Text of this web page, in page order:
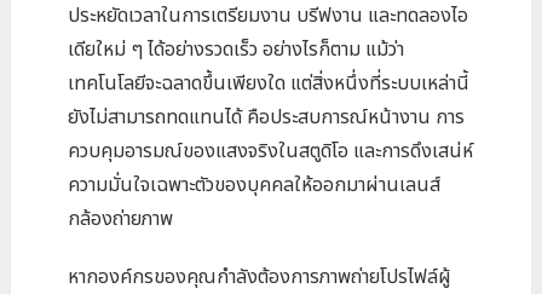
ประหยัดเวลาในการเตรียมงาน บรีฟงาน และทดลองไอ
เดียใหม่ ๆ ได้อย่างรวดเร็ว อย่างไรก็ตาม แม้ว่า
เทคโนโลยีจะฉลาดขึ้นเพียงใด แต่สิ่งหนึ่งที่ระบบเหล่านี้
ยังไม่สามารถทดแทนได้ คือประสบการณ์หน้างาน การ
ควบคุมอารมณ์ของแสงจริงในสตูดิโอ และการดึงเสน่ห์
ความมั่นใจเฉพาะตัวของบุคคลให้ออกมาผ่านเลนส์
กล้องถ่ายภาพ
หากองค์กรของคุณกำลังต้องการภาพถ่ายโปรไฟล์ผู้